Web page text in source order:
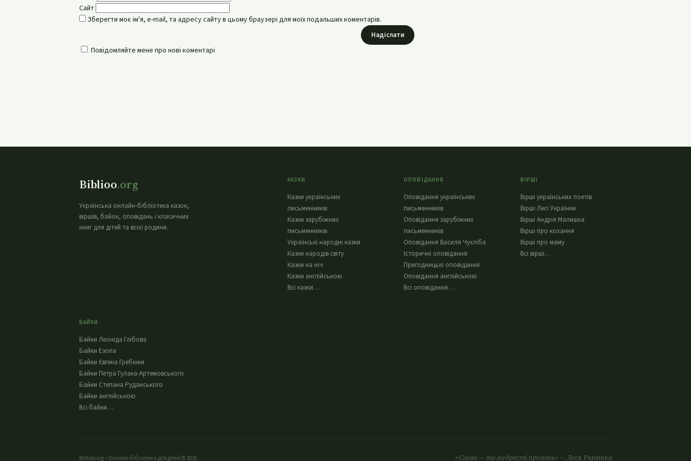
Сайт
Зберегти моє ім'я, e-mail, та адресу сайту в цьому браузері для моїх подальших коментарів.
Надіслати
Повідомляйте мене про нові коментарі
Biblioo.org
Українська онлайн-бібліотека казок,
віршів, байок, оповідань і класичних
книг для дітей та всієї родини.
КАЗКИ
Казки українських
письменників
Казки зарубіжних
письменників
Українські народні казки
Казки народів світу
Казки на ніч
Казки англійською
Всі казки…
ОПОВІДАННЯ
Оповідання українських
письменників
Оповідання зарубіжних
письменників
Оповідання Василя Чухліба
Історичні оповідання
Пригодницькі оповідання
Оповідання англійською
Всі оповідання…
ВІРШІ
Вірші українських поетів
Вірші Лесі Українки
Вірші Андрія Малишка
Вірші про кохання
Вірші про маму
Всі вірші…
БАЙКИ
Байки Леоніда Глібова
Байки Езопа
Байки Євгена Гребінки
Байки Петра Гулака-Артемовського
Байки Степана Руданського
Байки англійською
Всі байки…
Biblioo.org • Онлайн-бібліотека для дітей © 2026 «Слово — то мудрості промінь» — Леся Українка